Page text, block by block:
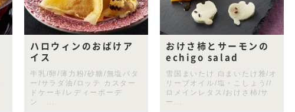
ハロウィンのおばけア
イス
牛乳/卵/薄力粉/砂糖/無塩バタ
ー/サラダ油/ロッテ カスター
ドケーキ/レディーボーデ
ン ...
おけさ柿とサーモンの
echigo salad
雪国まいたけ 白まいたけ雅/オ
リーブオイル/塩・こしょう//
ロメインレタス/おけさ柿/サ
ー...